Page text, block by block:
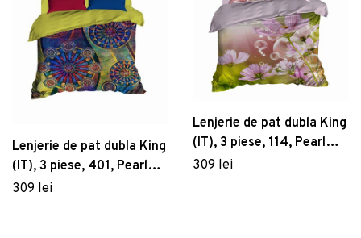
Lenjerie de pat dubla King
(IT), 3 piese, 401, Pearl
Home, Poliester Satinat
309 lei
Lenjerie de pat dubla King
(IT), 3 piese, 114, Pearl
Home, Poliester Satinat
309 lei